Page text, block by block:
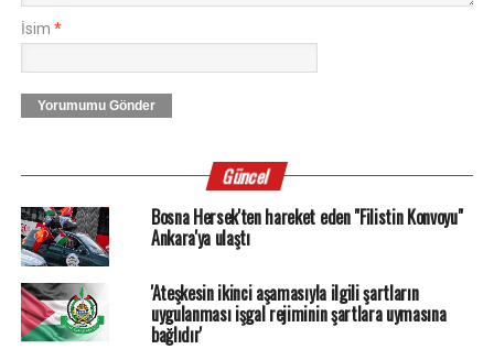
İsim *
Yorumumu Gönder
Güncel
Bosna Hersek'ten hareket eden "Filistin Konvoyu"
Ankara'ya ulaştı
'Ateşkesin ikinci aşamasıyla ilgili şartların
uygulanması işgal rejiminin şartlara uymasına
bağlıdır'